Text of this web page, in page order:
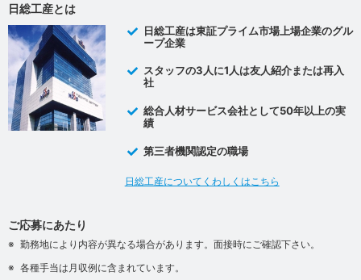
日総工産とは
日総工産は東証プライム市場上場企業のグル
ープ企業
スタッフの3人に1人は友人紹介または再入
社
総合人材サービス会社として50年以上の実
績
第三者機関認定の職場
日総工産についてくわしくはこちら
ご応募にあたり
勤務地により内容が異なる場合があります。面接時にご確認下さい。
各種手当は月収例に含まれています。